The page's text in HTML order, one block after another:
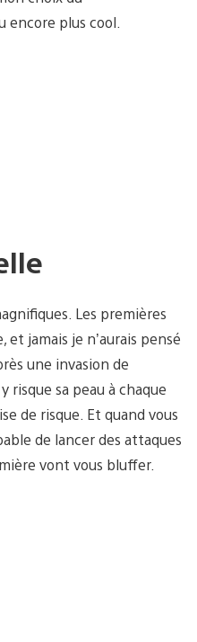
encore plus cool.
Les premières
et jamais je n’aurais pensé
une invasion de
risque sa peau à chaque
de risque. Et quand vous
de lancer des attaques
vont vous bluffer.